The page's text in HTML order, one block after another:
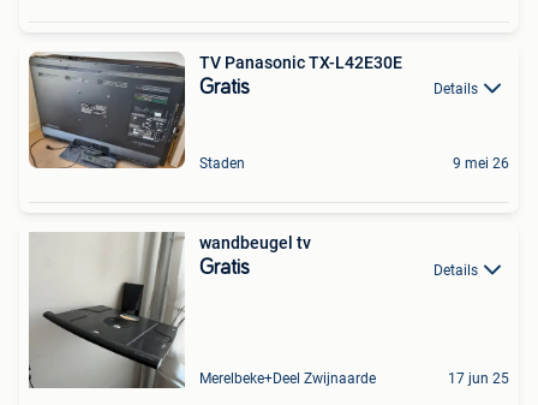
TV Panasonic TX-L42E30E
Gratis Details
Staden 9 mei 26
wandbeugel tv
Gratis Details
Merelbeke+Deel Zwijnaarde 17 jun 25